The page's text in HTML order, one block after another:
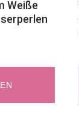
Weiße